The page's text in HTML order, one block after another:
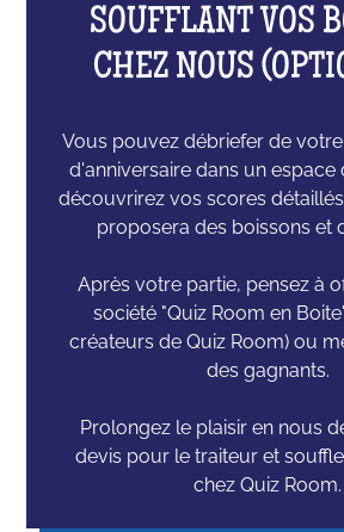
SOUFFLANT VOS
CHEZ NOUS
Vous pouvez débriefer de
d'anniversaire dans un espace
découvrirez vos scores
proposera des boissons et
Après votre partie, pensez à
société "Quiz Room en
créateurs de Quiz Room) ou
des gagnants.
Prolongez le plaisir en nous
devis pour le traiteur et
chez Quiz Room.